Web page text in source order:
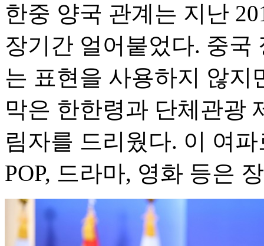
한중 양국 관계는 지난
장기간 얼어붙었다. 중국
는 표현을 사용하지 않지
막은 한한령과 단체관광
림자를 드리웠다. 이 여
POP, 드라마, 영화 등은